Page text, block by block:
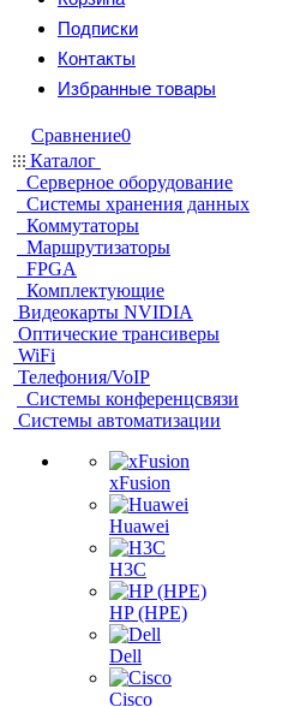
Подписки
Контакты
Избранные товары
Сравнение0
Каталог
Серверное оборудование
Системы хранения данных
Коммутаторы
Маршрутизаторы
FPGA
Комплектующие
Видеокарты NVIDIA
Оптические трансиверы
WiFi
Телефония/VoIP
Системы конференцсвязи
Системы автоматизации
xFusion
Huawei
H3C
HP (HPE)
Dell
Cisco